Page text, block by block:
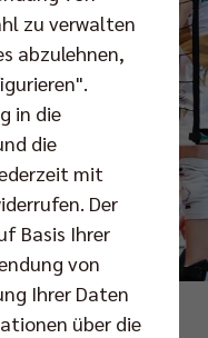
zu verwalten
abzulehnen,
in die
die
mit
Der
Basis Ihrer
von
Ihrer Daten
über die